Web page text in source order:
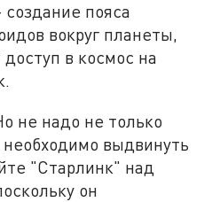
пояса
вокруг планеты,
в космос на
не надо не только
выдвинуть
"Старлинк" над
он